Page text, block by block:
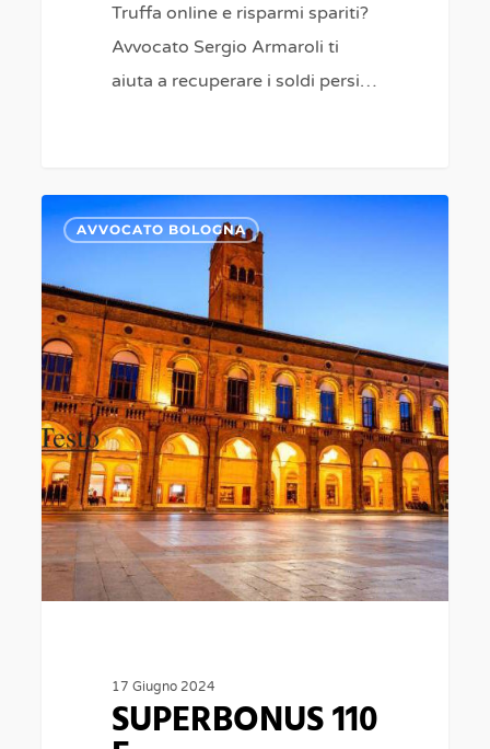
Truffa online e risparmi spariti?
Avvocato Sergio Armaroli ti
aiuta a recuperare i soldi persi…
SUPERBONUS
110
E
COMPENSAZIONE
CREDITI
SANZIONI
AVVOCATO
ESPERTO
AVVOCATO BOLOGNA
17 Giugno 2024
SUPERBONUS 110
0